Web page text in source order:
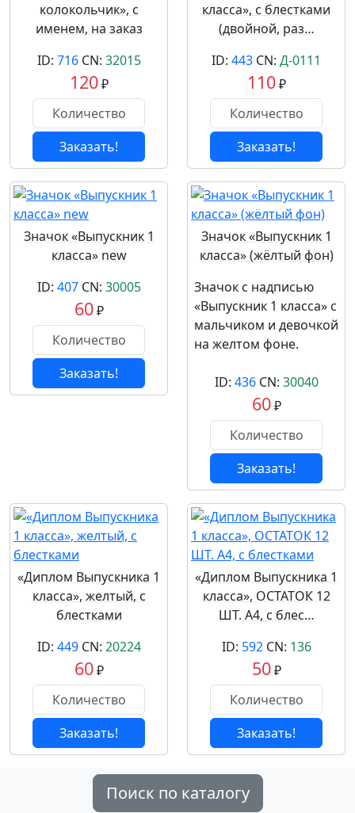
колокольчик», с
именем, на заказ
ID: 716CN: 32015
120₽
Заказать!
класса», с блестками
(двойной, раз…
ID: 443 CN: Д-0111
110₽
Заказать!
Значок «Выпускник 1
класса» new
ID: 407CN: 30005
60₽
Заказать!
Значок «Выпускник 1
класса» (жёлтый фон)
Значок с надписью
«Выпускник 1 класса» с
мальчиком и девочкой
на желтом фоне.
ID: 436CN: 30040
60₽
Заказать!
«Диплом Выпускника 1
класса», желтый, с
блестками
ID: 449CN: 20224
60₽
Заказать!
«Диплом Выпускника 1
класса», ОСТАТОК 12
ШТ. А4, с блес…
ID: 592CN: 136
50₽
Заказать!
Поиск по каталогу